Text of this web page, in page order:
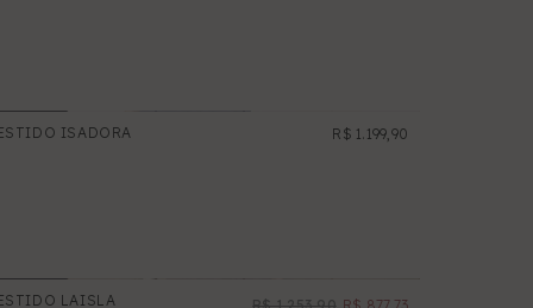
ISADORA R$ 1.199,90
LAISLA